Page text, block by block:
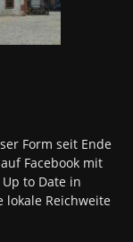
Form seit Ende
Facebook mit
to Date in
lokale Reichweite